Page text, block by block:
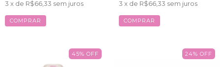
3 x de R$66,33 sem juros
COMPRAR
3 x de R$66,33 sem juros
COMPRAR
45% OFF 24% OFF